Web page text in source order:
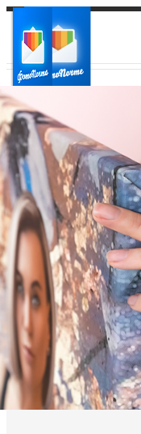
Ваш город:
Ваш регион доставки
Выберите из списка: